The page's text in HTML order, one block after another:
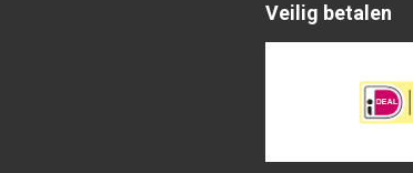
Veilig betalen